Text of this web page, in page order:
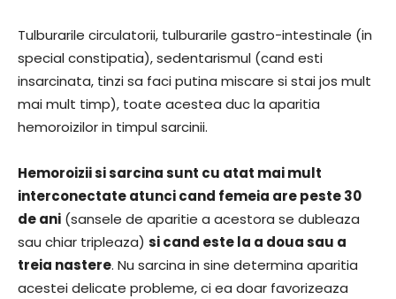
Tulburarile circulatorii, tulburarile gastro-intestinale (in
special constipatia), sedentarismul (cand esti
insarcinata, tinzi sa faci putina miscare si stai jos mult
mai mult timp), toate acestea duc la aparitia
hemoroizilor in timpul sarcinii.
Hemoroizii si sarcina sunt cu atat mai mult
interconectate atunci cand femeia are peste 30
de ani (sansele de aparitie a acestora se dubleaza
sau chiar tripleaza) si cand este la a doua sau a
treia nastere. Nu sarcina in sine determina aparitia
acestei delicate probleme, ci ea doar favorizeaza